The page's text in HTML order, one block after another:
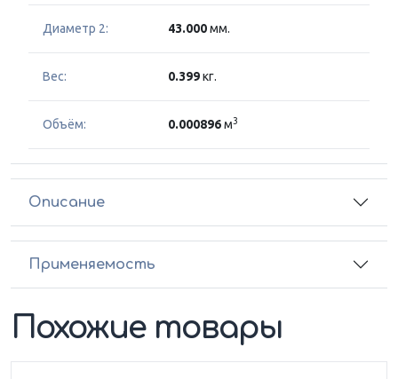
Диаметр 2: 43.000мм.
Вес: 0.399кг.
Объём: 0.000896м3
Описание
Применяемость
Похожие товары